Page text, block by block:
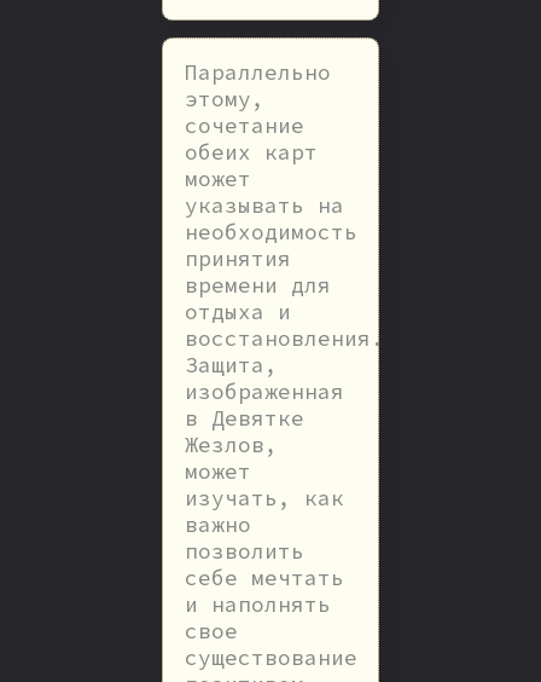
Параллельно
этому,
сочетание
обеих карт
может
указывать на
необходимость
принятия
времени для
отдыха и
восстановления.
Защита,
изображенная
в Девятке
Жезлов,
может
изучать, как
важно
позволить
себе мечтать
и наполнять
свое
существование